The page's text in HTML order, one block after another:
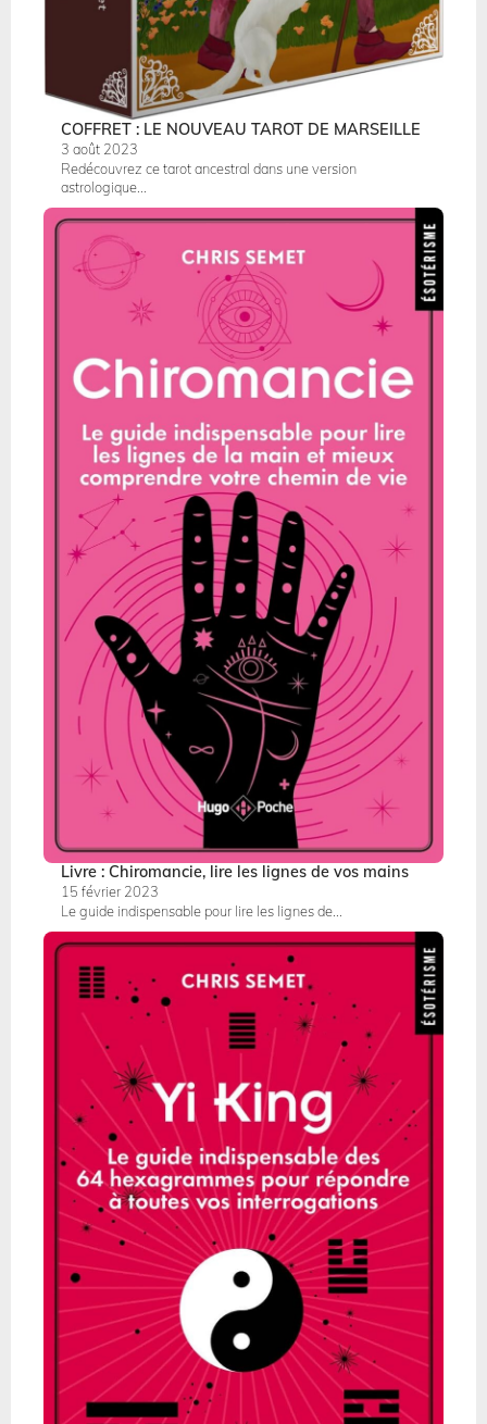
COFFRET : LE NOUVEAU TAROT DE MARSEILLE
3 août 2023
Redécouvrez ce tarot ancestral dans une version
astrologique...
Livre : Chiromancie, lire les lignes de vos mains
15 février 2023
Le guide indispensable pour lire les lignes de...